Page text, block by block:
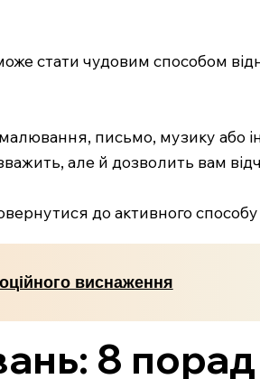
стати чудовим способом
письмо, музику або
але й дозволить вам
до активного
виснаження
8